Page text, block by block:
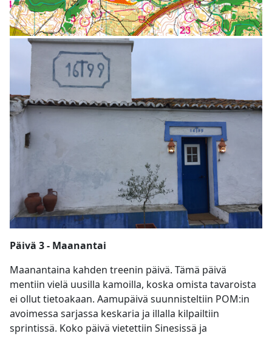
Päivä 3 - Maanantai
Maanantaina kahden treenin päivä. Tämä päivä
mentiin vielä uusilla kamoilla, koska omista tavaroista
ei ollut tietoakaan. Aamupäivä suunnisteltiin POM:in
avoimessa sarjassa keskaria ja illalla kilpailtiin
sprintissä. Koko päivä vietettiin Sinesissä ja